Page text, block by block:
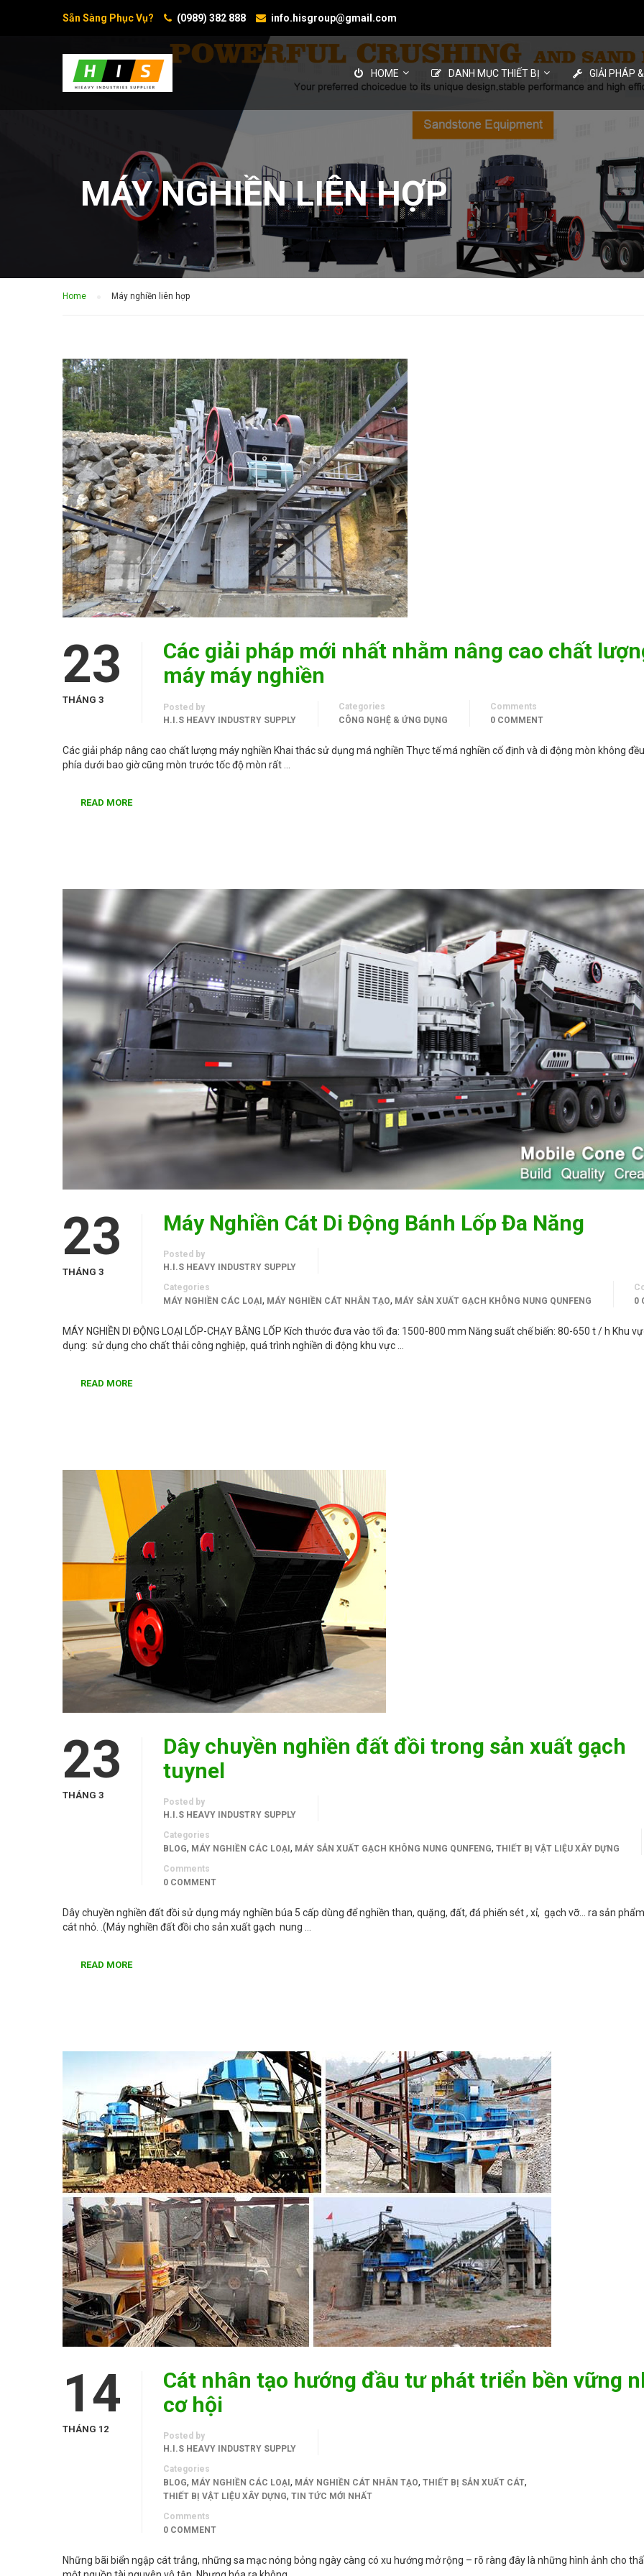
Sẵn Sàng Phục Vụ? (0989) 382 888 info.hisgroup@gmail.com
HOME DANH MỤC THIẾT BỊ GIẢI PHÁP
MÁY NGHIỀN LIÊN HỢP
Home Máy nghiền liên hợp
23
THÁNG 3
Các giải pháp mới nhất nhằm nâng cao chất
máy máy nghiền
Posted by
H.I.S HEAVY INDUSTRY SUPPLY
Categories
CÔNG NGHỆ & ỨNG DỤNG
Comments
0 COMMENT
Các giải pháp nâng cao chất lượng máy nghiền Khai thác sử dụng má nghiền Thực tế má nghiền cố định và di động mòn không
phía dưới bao giờ cũng mòn trước tốc độ mòn rất …
READ MORE
23
THÁNG 3
Máy Nghiền Cát Di Động Bánh Lốp Đa Năng
Posted by
H.I.S HEAVY INDUSTRY SUPPLY
Categories
MÁY NGHIỀN CÁC LOẠI, MÁY NGHIỀN CÁT NHÂN TẠO, MÁY SẢN XUẤT GẠCH KHÔNG NUNG QUNFENG
0
MÁY NGHIỀN DI ĐỘNG LOẠI LỐP-CHẠY BẰNG LỐP Kích thước đưa vào tối đa: 1500-800 mm Năng suất chế biến: 80-650 t / h Khu
dụng: sử dụng cho chất thải công nghiệp, quá trình nghiền di động khu vực …
READ MORE
23
THÁNG 3
Dây chuyền nghiền đất đồi trong sản xuất gạch
tuynel
Posted by
H.I.S HEAVY INDUSTRY SUPPLY
Categories
BLOG, MÁY NGHIỀN CÁC LOẠI, MÁY SẢN XUẤT GẠCH KHÔNG NUNG QUNFENG, THIẾT BỊ VẬT LIỆU XÂY DỰNG
Comments
0 COMMENT
Dây chuyền nghiền đất đồi sử dụng máy nghiền búa 5 cấp dùng để nghiền than, quặng, đất, đá phiến sét , xỉ, gạch vỡ… ra sản
cát nhỏ. .(Máy nghiền đất đồi cho sản xuất gạch nung …
READ MORE
14
THÁNG 12
Cát nhân tạo hướng đầu tư phát triển bền vững
cơ hội
Posted by
H.I.S HEAVY INDUSTRY SUPPLY
Categories
BLOG, MÁY NGHIỀN CÁC LOẠI, MÁY NGHIỀN CÁT NHÂN TẠO, THIẾT BỊ SẢN XUẤT CÁT,
THIẾT BỊ VẬT LIỆU XÂY DỰNG, TIN TỨC MỚI NHẤT
Comments
0 COMMENT
Những bãi biển ngập cát trắng, những sa mạc nóng bỏng ngày càng có xu hướng mở rộng – rõ ràng đây là những hình ảnh cho